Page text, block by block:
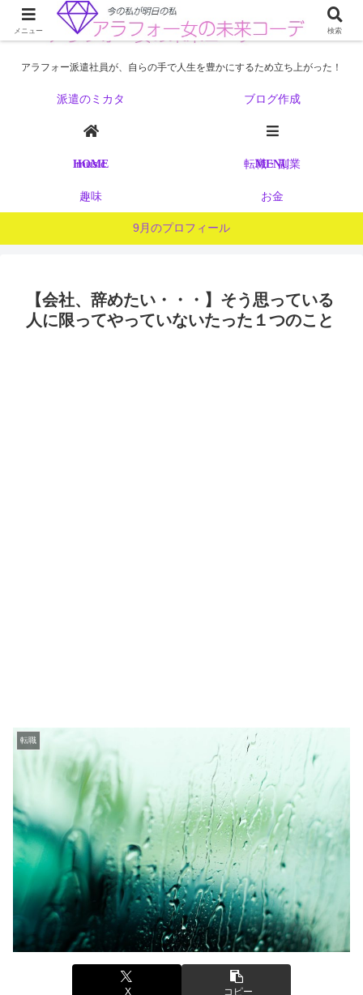
アラフォー派遣社員が、自らの手で人生を豊かにするため立ち上がった！
派遣のミカタ ブログ作成
HOME MENU
music 転職・副業
趣味 お金
9月のプロフィール
【会社、辞めたい・・・】そう思っている
人に限ってやっていないたった１つのこと
転職
X コピー
メニュー 検索